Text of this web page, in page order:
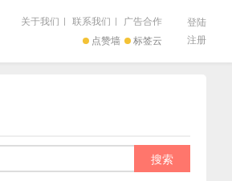
点赞墙 标签云
关于我们 | 联系我们 | 广告合作
登陆
注册